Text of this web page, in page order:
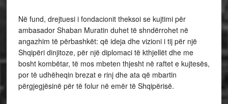
Në fund, drejtuesi i fondacionit theksoi se kujtimi për
ambasador Shaban Muratin duhet të shndërrohet në
angazhim të përbashkët: që ideja dhe vizioni i tij për një
Shqipëri dinjitoze, për një diplomaci të kthjellët dhe me
bosht kombëtar, të mos mbeten thjesht në raftet e kujtesës,
por të udhëheqin brezat e rinj dhe ata që mbartin
përgjegjësinë për të folur në emër të Shqipërisë.